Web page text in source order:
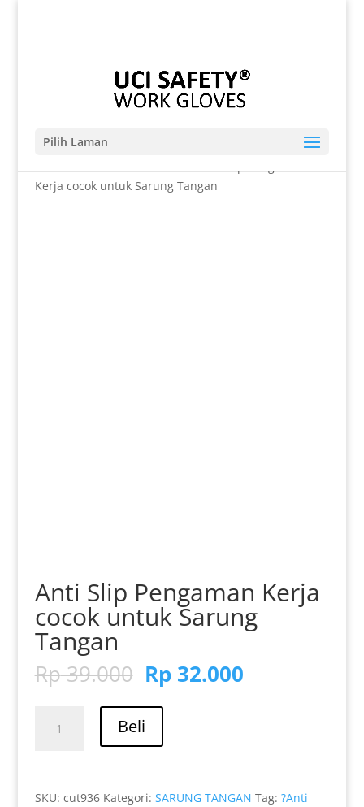
Pilih Laman
Kerja cocok untuk Sarung Tangan
Anti Slip Pengaman Kerja
cocok untuk Sarung
Tangan
Rp39.000 Harga
aslinya
adalah:
Rp 39.000.
Rp32.000Harga
Beli
SKU: cut936 Kategori: SARUNG TANGAN Tag: ?Anti